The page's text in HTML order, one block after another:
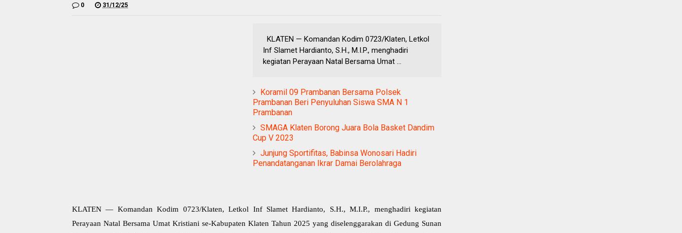
0 31/12/25
KLATEN — Komandan Kodim 0723/Klaten, Letkol
Inf Slamet Hardianto, S.H., M.I.P., menghadiri
kegiatan Perayaan Natal Bersama Umat ...
Koramil 09 Prambanan Bersama Polsek
Prambanan Beri Penyuluhan Siswa SMA N 1
Prambanan
SMAGA Klaten Borong Juara Bola Basket Dandim
Cup V 2023
Junjung Sportifitas, Babinsa Wonosari Hadiri
Penandatanganan Ikrar Damai Berolahraga
KLATEN — Komandan Kodim 0723/Klaten, Letkol Inf Slamet Hardianto, S.H., M.I.P., menghadiri kegiatan
Perayaan Natal Bersama Umat Kristiani se-Kabupaten Klaten Tahun 2025 yang diselenggarakan di Gedung Sunan